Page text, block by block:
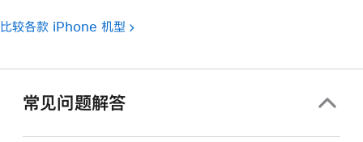
比较各款 iPhone 机型
常见问题解答